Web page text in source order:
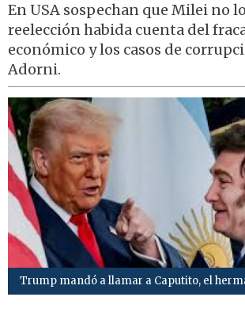
En USA sospechan que Milei no
reelección habida cuenta del
económico y los casos de
Adorni.
Trump mandó a llamar a Caputito, el